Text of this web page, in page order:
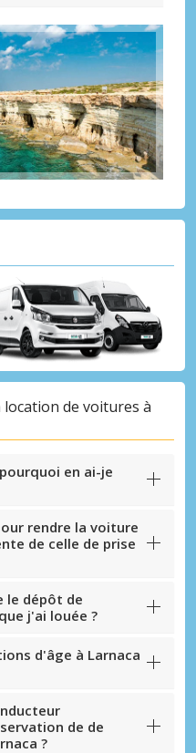
de voitures à
en ai-je
rendre la voiture
de celle de prise
le dépôt de
j'ai louée ?
d'âge à Larnaca
de de
?